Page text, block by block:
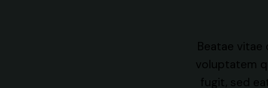
Beatae vitae
voluptatem
fugit, sed